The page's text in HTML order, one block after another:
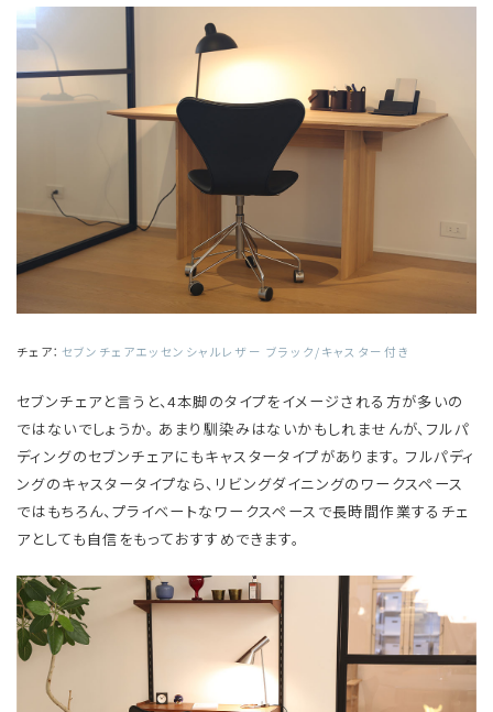
チェア： セブンチェアエッセンシャルレザー ブラック/キャスター付き
セブンチェアと言うと、4本脚のタイプをイメージされる方が多いの
ではないでしょうか。 あまり馴染みはないかもしれませんが、フルパ
ディングのセブンチェアにもキャスタータイプがあります。 フルパディ
ングのキャスタータイプなら、リビングダイニングのワークスペース
ではもちろん、プライベートなワークスペースで長時間作業するチェ
アとしても自信をもっておすすめできます。